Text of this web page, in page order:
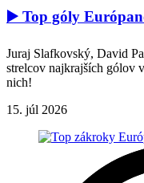
▶️ Top góly
Juraj Slafkovský, David
strelcov najkrajších gólov
nich!
15. júl 2026